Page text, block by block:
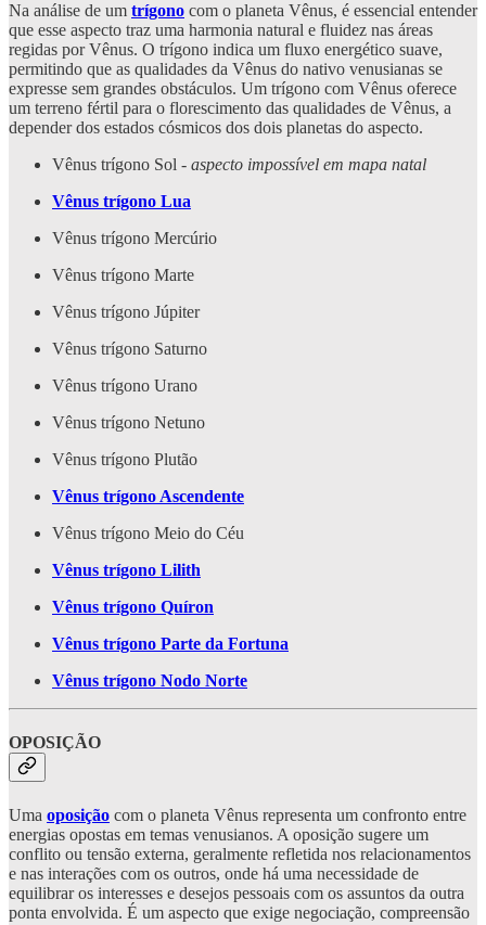
Na análise de um trígono com o planeta Vênus, é essencial entender
que esse aspecto traz uma harmonia natural e fluidez nas áreas
regidas por Vênus. O trígono indica um fluxo energético suave,
permitindo que as qualidades da Vênus do nativo venusianas se
expresse sem grandes obstáculos. Um trígono com Vênus oferece
um terreno fértil para o florescimento das qualidades de Vênus, a
depender dos estados cósmicos dos dois planetas do aspecto.
Vênus trígono Sol - aspecto impossível em mapa natal
Vênus trígono Lua
Vênus trígono Mercúrio
Vênus trígono Marte
Vênus trígono Júpiter
Vênus trígono Saturno
Vênus trígono Urano
Vênus trígono Netuno
Vênus trígono Plutão
Vênus trígono Ascendente
Vênus trígono Meio do Céu
Vênus trígono Lilith
Vênus trígono Quíron
Vênus trígono Parte da Fortuna
Vênus trígono Nodo Norte
OPOSIÇÃO
Uma oposição com o planeta Vênus representa um confronto entre
energias opostas em temas venusianos. A oposição sugere um
conflito ou tensão externa, geralmente refletida nos relacionamentos
e nas interações com os outros, onde há uma necessidade de
equilibrar os interesses e desejos pessoais com os assuntos da outra
ponta envolvida. É um aspecto que exige negociação, compreensão